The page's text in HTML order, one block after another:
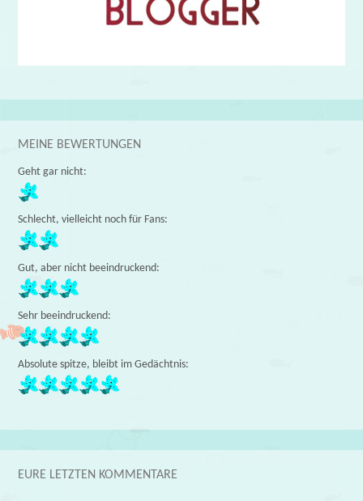
MEINE BEWERTUNGEN
Geht gar nicht:
Schlecht, vielleicht noch für Fans:
Gut, aber nicht beeindruckend:
Sehr beeindruckend:
Absolute spitze, bleibt im Gedächtnis:
EURE LETZTEN KOMMENTARE